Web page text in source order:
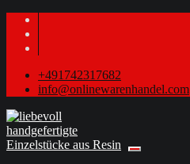
+491742317682
info@onlinewarenhandel.com